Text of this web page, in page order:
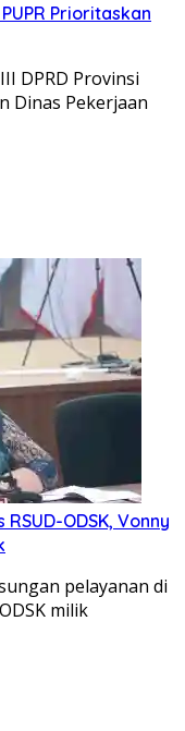
Prioritaskan
DPRD Provinsi
Dinas Pekerjaan
ODSK, Vonny
pelayanan di
milik